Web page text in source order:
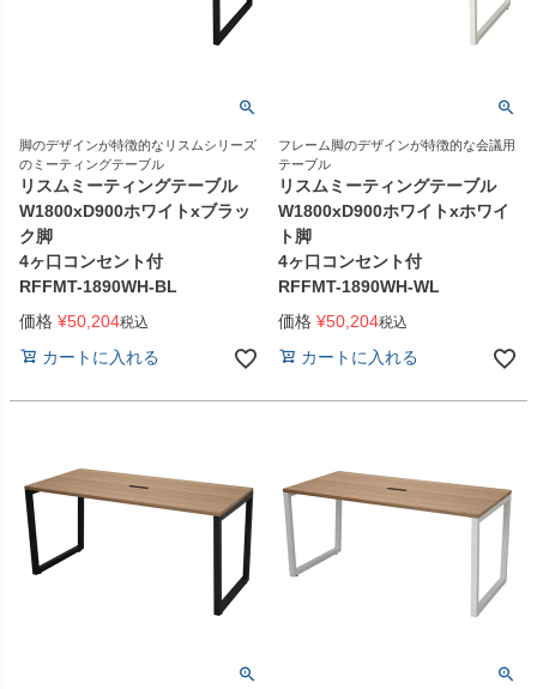
脚のデザインが特徴的なリスムシリーズ
のミーティングテーブル
リスムミーティングテーブル
W1800xD900ホワイトxブラッ
ク脚
4ヶ口コンセント付
RFFMT-1890WH-BL
価格 ¥50,204税込
カートに入れる
フレーム脚のデザインが特徴的な会議用
テーブル
リスムミーティングテーブル
W1800xD900ホワイトxホワイ
ト脚
4ヶ口コンセント付
RFFMT-1890WH-WL
価格 ¥50,204税込
カートに入れる